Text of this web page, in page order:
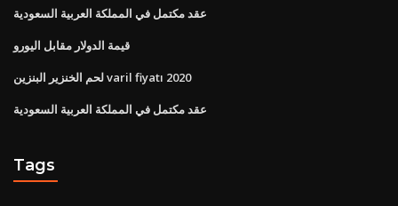
عقد مكتمل في المملكة العربية السعودية
قيمة الدولار مقابل اليورو
لحم الخنزير البنزين varil fiyatı 2020
عقد مكتمل في المملكة العربية السعودية
Tags